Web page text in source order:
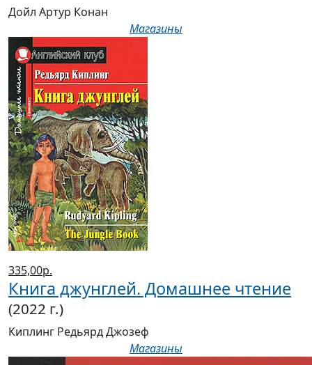
Дойл Артур Конан
Магазины
335,00р.
Книга джунглей. Домашнее чтение
(2022 г.)
Киплинг Редьярд Джозеф
Магазины